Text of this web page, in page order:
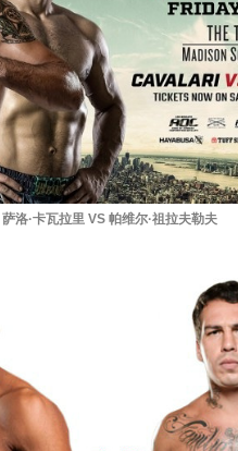
萨洛·卡瓦拉里 VS 帕维尔·祖拉夫勒夫